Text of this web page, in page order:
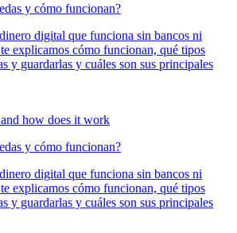
y cómo funcionan?
digital que funciona sin bancos ni
explicamos cómo funcionan, qué tipos
y guardarlas y cuáles son sus principales
y cómo funcionan?
digital que funciona sin bancos ni
explicamos cómo funcionan, qué tipos
y guardarlas y cuáles son sus principales